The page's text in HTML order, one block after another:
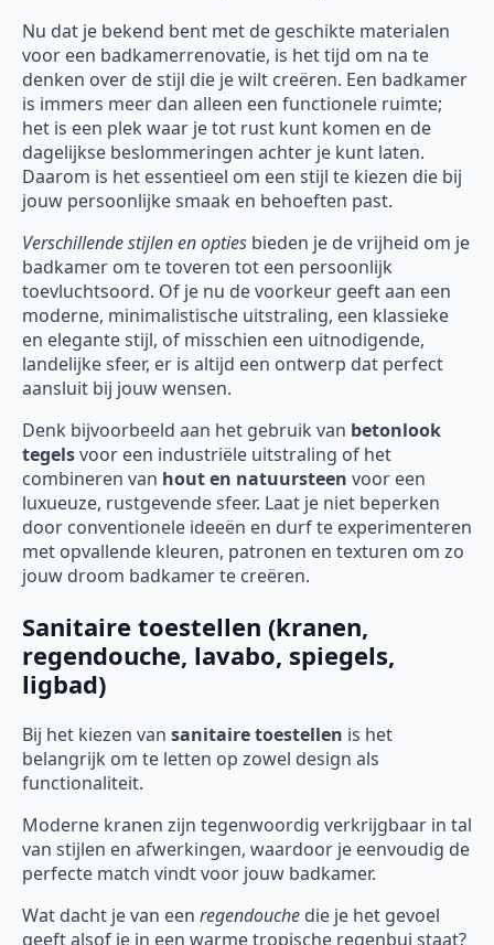
Nu dat je bekend bent met de geschikte materialen
voor een badkamerrenovatie, is het tijd om na te
denken over de stijl die je wilt creëren. Een badkamer
is immers meer dan alleen een functionele ruimte;
het is een plek waar je tot rust kunt komen en de
dagelijkse beslommeringen achter je kunt laten.
Daarom is het essentieel om een stijl te kiezen die bij
jouw persoonlijke smaak en behoeften past.
Verschillende stijlen en opties bieden je de vrijheid om je
badkamer om te toveren tot een persoonlijk
toevluchtsoord. Of je nu de voorkeur geeft aan een
moderne, minimalistische uitstraling, een klassieke
en elegante stijl, of misschien een uitnodigende,
landelijke sfeer, er is altijd een ontwerp dat perfect
aansluit bij jouw wensen.
Denk bijvoorbeeld aan het gebruik van betonlook
tegelsvoor een industriële uitstraling of het
combineren van hout en natuursteen voor een
luxueuze, rustgevende sfeer. Laat je niet beperken
door conventionele ideeën en durf te experimenteren
met opvallende kleuren, patronen en texturen om zo
jouw droom badkamer te creëren.
Sanitaire toestellen (kranen,
regendouche, lavabo, spiegels,
ligbad)
Bij het kiezen van sanitaire toestellen is het
belangrijk om te letten op zowel design als
functionaliteit.
Moderne kranen zijn tegenwoordig verkrijgbaar in tal
van stijlen en afwerkingen, waardoor je eenvoudig de
perfecte match vindt voor jouw badkamer.
Wat dacht je van een regendouche die je het gevoel
geeft alsof je in een warme tropische regenbui staat?